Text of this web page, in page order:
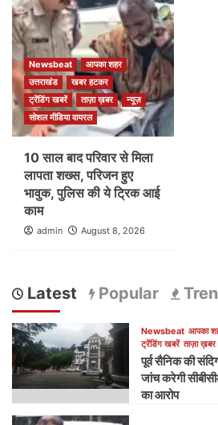
Newsbeat
आपका शहर
उत्तराखंड
खबर हटकर
ट्रेंडिंग खबरें
ताज़ा ख़बर
न्यूज़
सोशल मीडिया वायरल
10 साल बाद परिवार से मिला
लापता शख्स, परिजन हुए
भावुक, पुलिस की ये ट्रिक आई
काम
admin August 8, 2026
Latest Popular
Newsbeat आपका
ट्रेंडिंग खबरें ताज़ा ख़बर
पूर्व सैनिक की
जांच करेगी
का आरोप